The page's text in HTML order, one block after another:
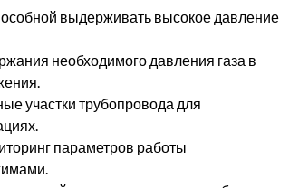
выдерживать высокое давление
необходимого давления газа в
участки трубопровода для
параметров работы